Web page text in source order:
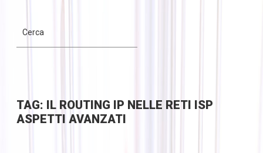
TAG: IL ROUTING IP NELLE RETI ISP
ASPETTI AVANZATI